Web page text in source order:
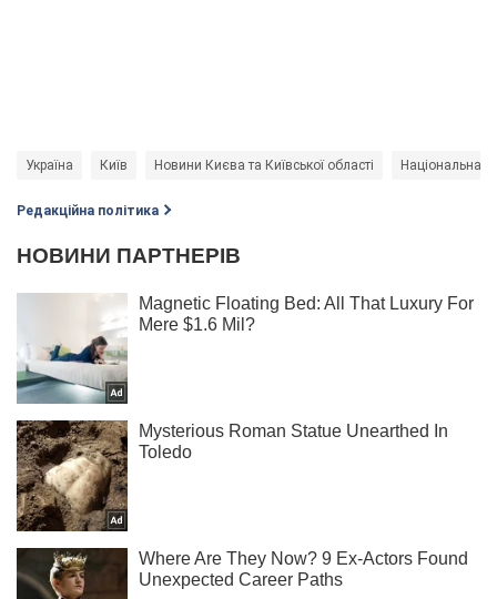
Україна Київ Новини Києва та Київської області Національна
Редакційна політика